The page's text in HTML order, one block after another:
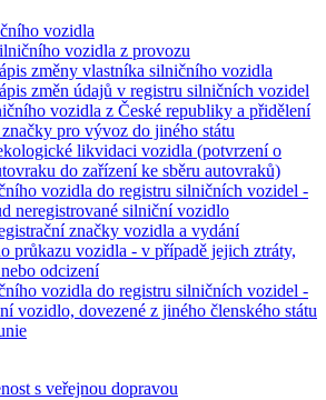
vozidla
vozidla z provozu
změny vlastníka silničního vozidla
změn údajů v registru silničních vozidel
vozidla z České republiky a přidělení
pro vývoz do jiného státu
likvidaci vozidla (potvrzení o
do zařízení ke sběru autovraků)
vozidla do registru silničních vozidel -
neregistrované silniční vozidlo
značky vozidla a vydání
průkazu vozidla - v případě jejich ztráty,
odcizení
vozidla do registru silničních vozidel -
vozidlo, dovezené z jiného členského státu
s veřejnou dopravou